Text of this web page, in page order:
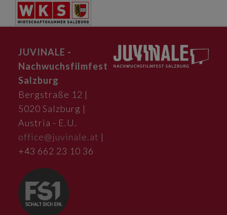
JUVINALE -
Nachwuchsfilmfest
Salzburg
Bergstraße 12 |
5020 Salzburg |
Austria - E.U.
office@juvinale.at |
+43 662 23 10 36